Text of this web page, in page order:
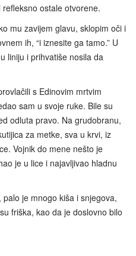
ostale otvorene.
mu zavijem glavu, sklopim oči i
ih, “i iznesite ga tamo.” U
liniju i prihvatiše nosila da
s Edinovim mrtvim
sam u svoje ruke. Bile su
odluta pravo. Na grudobranu,
za metke, sva u krvi, iz
Vojnik do mene nešto je
je u lice i najavljivao hladnu
je mnogo kiša i snjegova,
friška, kao da je doslovno bilo